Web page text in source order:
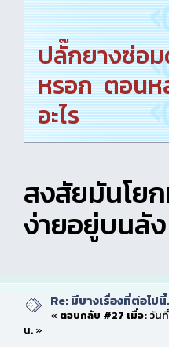
ปลั๊กยางซ่อ
หรอก ตอนห
อะไร
สงสัยมันโย
ง่ายอยู่บนลั
Re: มีบางเรื่องที่ต่อไป
« ตอบกลับ #27 เมื่อ:วันที่
น. »